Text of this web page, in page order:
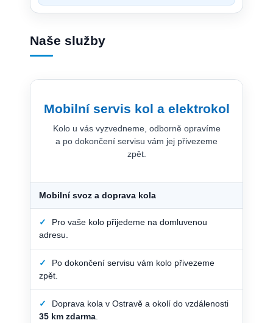
Naše služby
Mobilní servis kol a elektrokol
Kolo u vás vyzvedneme, odborně opravíme
a po dokončení servisu vám jej přivezeme
zpět.
Mobilní svoz a doprava kola
✓
Pro vaše kolo přijedeme na domluvenou
adresu.
✓
Po dokončení servisu vám kolo přivezeme
zpět.
✓
Doprava kola v Ostravě a okolí do vzdálenosti
35 km zdarma